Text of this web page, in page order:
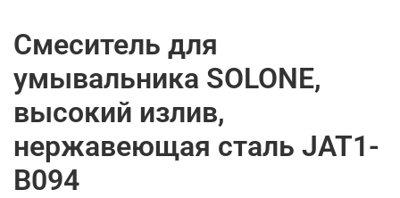
Смеситель для
умывальника SOLONE,
высокий излив,
нержавеющая сталь JAT1-
B094